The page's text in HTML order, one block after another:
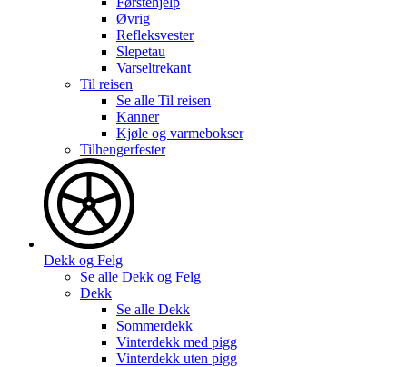
Øvrig
Refleksvester
Slepetau
Varseltrekant
Til reisen
Se alle Til reisen
Kanner
Kjøle og varmebokser
Tilhengerfester
Dekk og Felg
Se alle Dekk og Felg
Dekk
Se alle Dekk
Sommerdekk
Vinterdekk med pigg
Vinterdekk uten pigg